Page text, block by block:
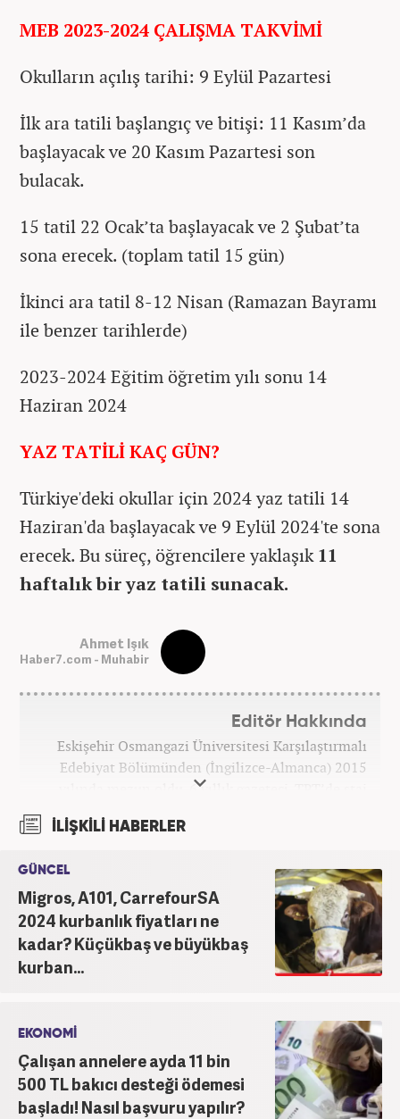
MEB 2023-2024 ÇALIŞMA TAKVİMİ
Okulların açılış tarihi: 9 Eylül Pazartesi
İlk ara tatili başlangıç ve bitişi: 11 Kasım’da
başlayacak ve 20 Kasım Pazartesi son
bulacak.
15 tatil 22 Ocak’ta başlayacak ve 2 Şubat’ta
sona erecek. (toplam tatil 15 gün)
İkinci ara tatil 8-12 Nisan (Ramazan Bayramı
ile benzer tarihlerde)
2023-2024 Eğitim öğretim yılı sonu 14
Haziran 2024
YAZ TATİLİ KAÇ GÜN?
Türkiye'deki okullar için 2024 yaz tatili 14
Haziran'da başlayacak ve 9 Eylül 2024'te sona
erecek. Bu süreç, öğrencilere yaklaşık11
haftalık bir yaz tatili sunacak.
Ahmet Işık
Haber7.com - Muhabir
Editör Hakkında
Eskişehir Osmangazi Üniversitesi Karşılaştırmalı
Edebiyat Bölümünden (İngilizce-Almanca) 2015
yılında mezun oldu. 6 yıllık gazeteci. TRT’de staj
internet haberciliğine başladı. Haber7.com’da
İLİŞKİLİ HABERLER
GÜNCEL
Migros, A101, CarrefourSA
2024 kurbanlık fiyatları ne
kadar? Küçükbaş ve büyükbaş
kurban...
EKONOMİ
Çalışan annelere ayda 11 bin
500 TL bakıcı desteği ödemesi
başladı! Nasıl başvuru yapılır?